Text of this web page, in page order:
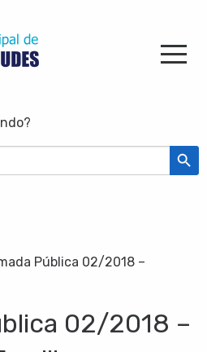
Search
Pública 02/2018 –
02/2018 –